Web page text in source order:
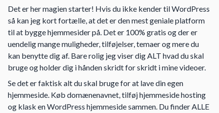
Det er her magien starter! Hvis du ikke kender til WordPress
så kan jeg kort fortælle, at det er den mest geniale platform
til at bygge hjemmesider på. Det er 100% gratis og der er
uendelig mange muligheder, tilføjelser, temaer og mere du
kan benytte dig af. Bare rolig jeg viser dig ALT hvad du skal
bruge og holder dig i hånden skridt for skridt i mine videoer.
Se det er faktisk alt du skal bruge for at lave din egen
hjemmeside. Køb domænenavnet, tilføj hjemmeside hosting
og klask en WordPress hjemmeside sammen. Du finder ALLE